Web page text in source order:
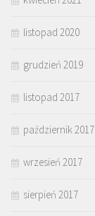
listopad 2020
grudzień 2019
listopad 2017
październik 2017
wrzesień 2017
sierpień 2017